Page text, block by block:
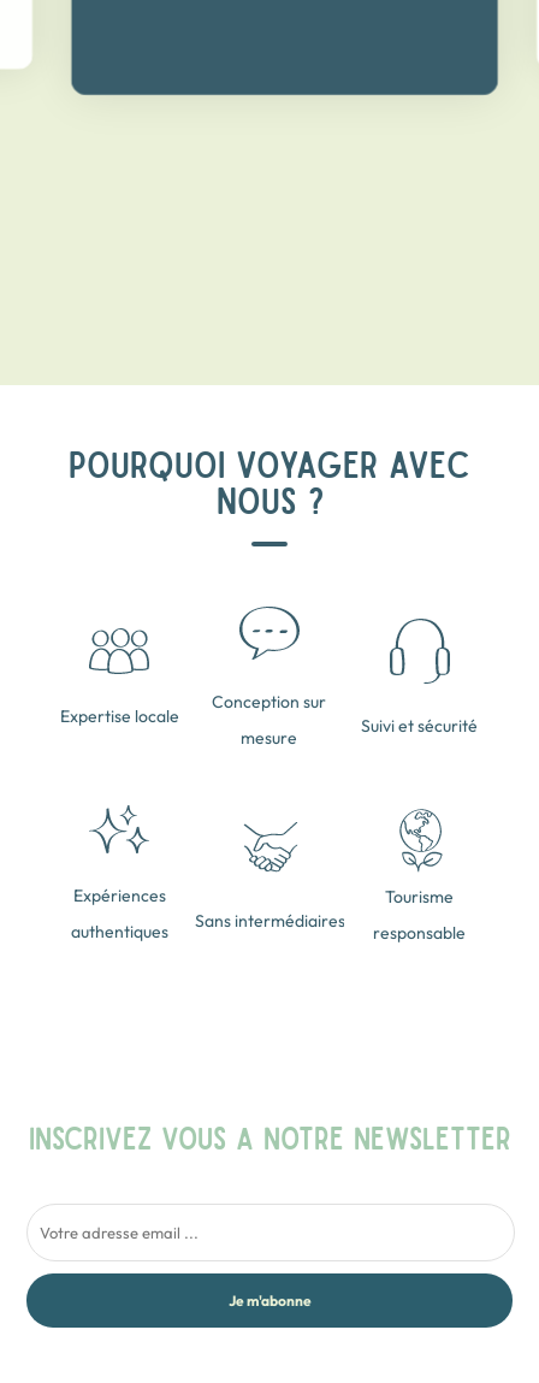
POURQUOI VOYAGER AVEC
NOUS ?
Expertise locale
Conception sur
mesure
Suivi et sécurité
Expériences
authentiques
Sans intermédiaires
Tourisme
responsable
INSCRIVEZ VOUS A NOTRE NEWSLETTER
Je m'abonne